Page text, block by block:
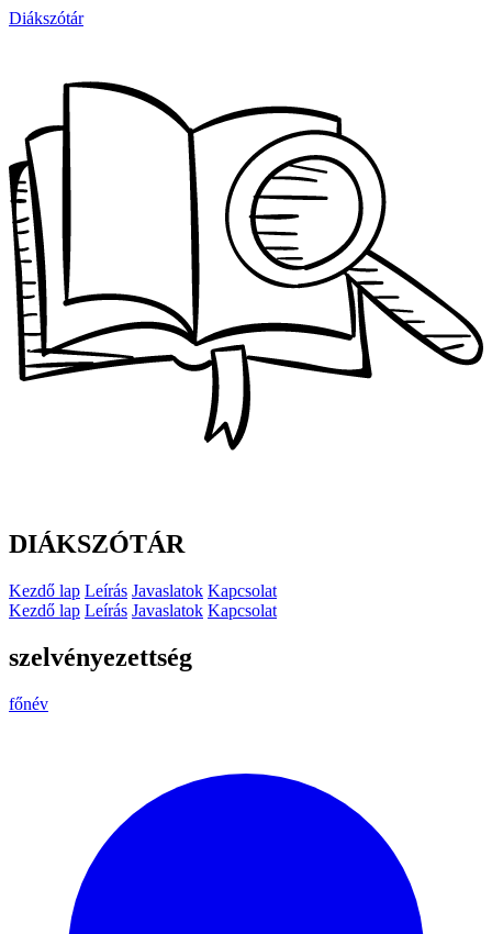
Diákszótár
DIÁKSZÓTÁR
Kezdő lap Leírás Javaslatok Kapcsolat
Kezdő lap Leírás Javaslatok Kapcsolat
szelvényezettség
főnév